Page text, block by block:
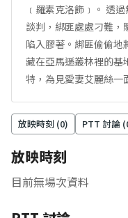
﹝羅素克洛飾﹞。 透
談判，綁匪處處刁難
陷入膠著。綁匪偷偷
藏在亞馬遜叢林裡的基
特，為見愛妻艾麗絲
放映時刻 (0) PTT 討論 (
放映時刻
目前無場次資料